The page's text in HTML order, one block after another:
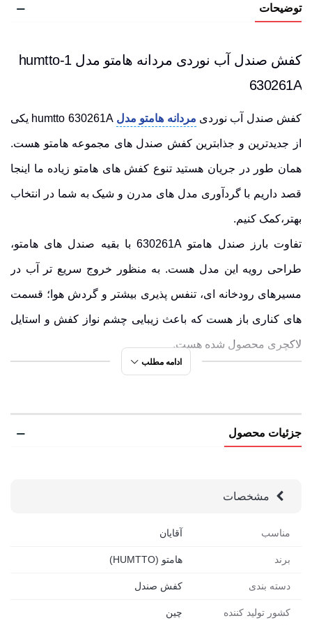
توضیحات
کفش صندل آب نوردی مردانه هامتو مدل 1-humtto
630261A
کفش صندل آب نوردی مردانه هامتو مدل humtto 630261A یکی
از جدیدترین و جذابترین کفش صندل های مجموعه هامتو هست.
همان طور در جریان هستید تنوع کفش های هامتو زیاده ما اینجا
قصد داریم با گردآوری مدل های مدرن و شیک به شما در انتخاب
بهتر،کمک کنیم.
تفاوت بارز صندل هامتو 630261A با بقیه صندل های هامتو،
طراحی رویه این مدل هست. به منظور خروج سریع تر آب در
مسیرهای رودخانه ای، تنفس پذیری بیشتر و گردش هوا؛ قسمت
های کناری باز هست که باعث زیبایی چشم نواز کفش و استایل
لاکچری محصول شده هست.
مدلhumtto 630261 در چندین رنگ بندی من جمله رنگ
خاکستری تیره/کرم، مشکی/نارنجی، خاکستری تیره/نارنجی، سبز
سرمه ای، طوسی/سرمه ای، طوسی/سبز، خاکی/سبز، بژ/
در شکل زیر نمایش داده شده اند.
ادامه مطلب
جزئیات محصول
مشخصات
مناسب آقایان
برند هامتو (HUMTTO)
دسته بندی کفش صندل
کشور تولید کننده
چین